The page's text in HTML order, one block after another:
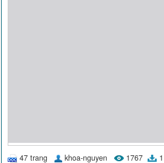
47 trang khoa-nguyen 1767 1